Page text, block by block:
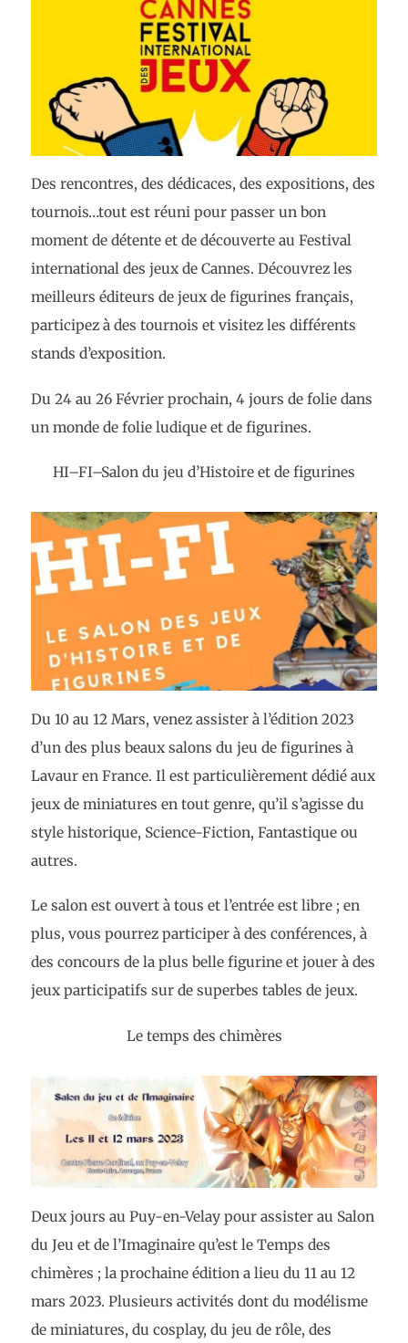
Des rencontres, des dédicaces, des expositions, des
tournois…tout est réuni pour passer un bon
moment de détente et de découverte au Festival
international des jeux de Cannes. Découvrez les
meilleurs éditeurs de jeux de figurines français,
participez à des tournois et visitez les différents
stands d’exposition.
Du 24 au 26 Février prochain, 4 jours de folie dans
un monde de folie ludique et de figurines.
HI–FI–Salon du jeu d’Histoire et de figurines
Du 10 au 12 Mars, venez assister à l’édition 2023
d’un des plus beaux salons du jeu de figurines à
Lavaur en France. Il est particulièrement dédié aux
jeux de miniatures en tout genre, qu’il s’agisse du
style historique, Science-Fiction, Fantastique ou
autres.
Le salon est ouvert à tous et l’entrée est libre ; en
plus, vous pourrez participer à des conférences, à
des concours de la plus belle figurine et jouer à des
jeux participatifs sur de superbes tables de jeux.
Le temps des chimères
Deux jours au Puy-en-Velay pour assister au Salon
du Jeu et de l’Imaginaire qu’est le Temps des
chimères ; la prochaine édition a lieu du 11 au 12
mars 2023. Plusieurs activités dont du modélisme
de miniatures, du cosplay, du jeu de rôle, des